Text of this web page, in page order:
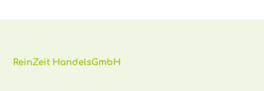
ReinZeit HandelsGmbH